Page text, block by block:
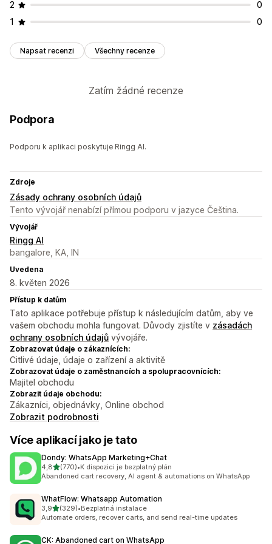
2
0
1
0
Napsat recenzi Všechny recenze
Zatím žádné recenze
Podpora
Podporu k aplikaci poskytuje Ringg AI.
Zdroje
Zásady ochrany osobních údajů
Tento vývojář nenabízí přímou podporu v jazyce Čeština.
Vývojář
Ringg AI
bangalore, KA, IN
Uvedena
8. květen 2026
Přístup k datům
Tato aplikace potřebuje přístup k následujícím datům, aby ve
vašem obchodu mohla fungovat. Důvody zjistíte v zásadách
ochrany osobních údajů vývojáře.
Zobrazovat údaje o zákaznících:
Citlivé údaje, údaje o zařízení a aktivitě
Zobrazovat údaje o zaměstnancích a spolupracovnících:
Majitel obchodu
Zobrazit údaje obchodu:
Zákazníci, objednávky, Online obchod
Zobrazit podrobnosti
Více aplikací jako je tato
Dondy: WhatsApp Marketing+Chat
4,8z 5 hvězd
(770)
Celkový počet recenzí: 770
•K dispozici je bezplatný plán
Abandoned cart recovery, AI agent & automations on WhatsApp
WhatFlow: Whatsapp Automation
3,9z 5 hvězd
(329)
Celkový počet recenzí: 329
•Bezplatná instalace
Automate orders, recover carts, and send real-time updates
CK: Abandoned cart on WhatsApp